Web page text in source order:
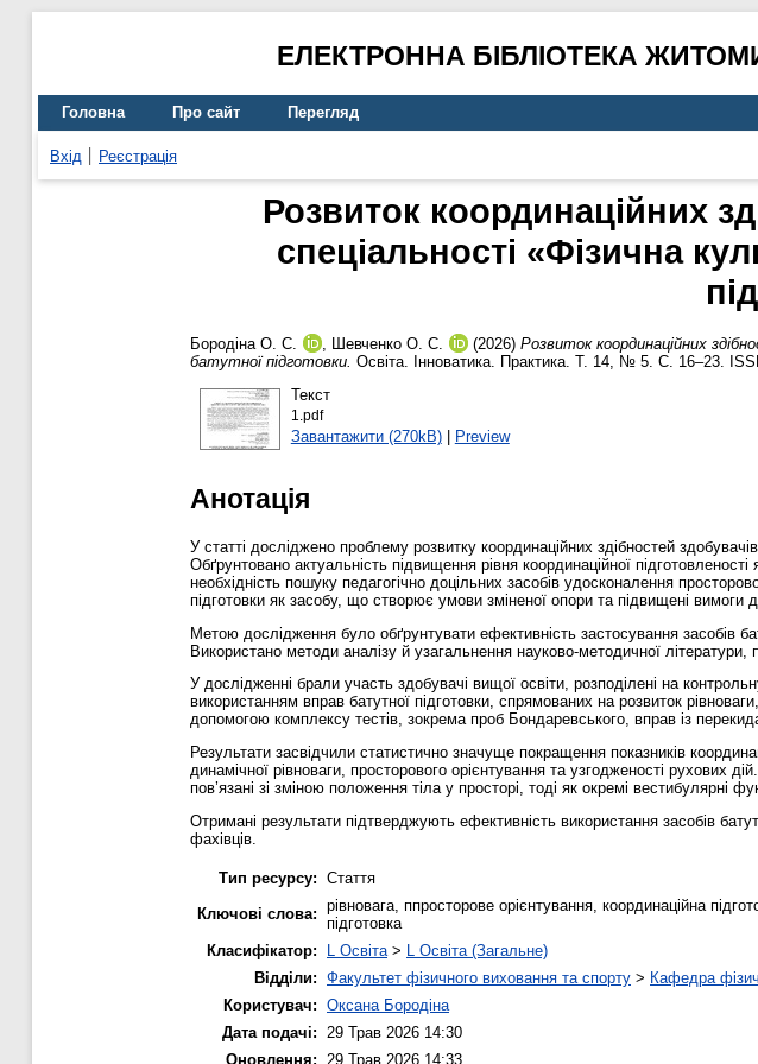
ЕЛЕКТРОННА БІБЛІОТЕКА
Головна Про сайт Перегляд
Вхід Реєстрація
Розвиток координаційних
спеціальності «Фізична
Бородіна О. С. , Шевченко О. С. (2026) Розвиток координаційних
батутної підготовки. Освіта. Інноватика. Практика. Т. 14, № 5. С. 16–23.
Текст
1.pdf
Завантажити (270kB)| Preview
Анотація
У статті досліджено проблему розвитку координаційних здібностей
Обґрунтовано актуальність підвищення рівня координаційної
необхідність пошуку педагогічно доцільних засобів удосконалення
підготовки як засобу, що створює умови зміненої опори та підвищені вимоги
Метою дослідження було обґрунтувати ефективність застосування засобів
Використано методи аналізу й узагальнення науково-методичної літератури,
У дослідженні брали участь здобувачі вищої освіти, розподілені на
використанням вправ батутної підготовки, спрямованих на розвиток
допомогою комплексу тестів, зокрема проб Бондаревського, вправ із
Результати засвідчили статистично значуще покращення показників
динамічної рівноваги, просторового орієнтування та узгодженості рухових
пов’язані зі зміною положення тіла у просторі, тоді як окремі вестибулярні
Отримані результати підтверджують ефективність використання засобів
фахівців.
Тип ресурсу: Стаття
Ключові слова: рівновага, ппросторове орієнтування, координаційна
підготовка
Класифікатор:
L Освіта >
L Освіта (Загальне)
Відділи: Факультет фізичного виховання та спорту > Кафедра
Користувач: Оксана Бородіна
Дата подачі:
29 Трав 2026 14:30
Оновлення:
29 Трав 2026 14:33